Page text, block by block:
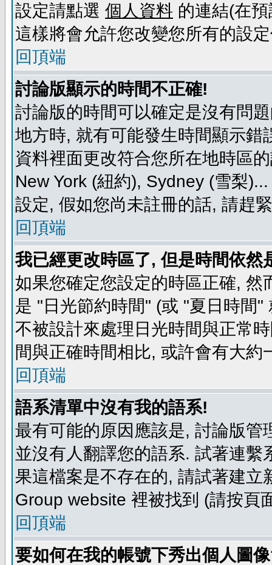
設定請點選 個人資料 的連結(在
這樣將會允許您改變您所有的設
回頂端
討論版顯示的時間不正確!
討論版的時間可以確定是沒有問
地方時, 就有可能發生時間顯示
資料裡面更改符合您所在地時區
New York (紐約), Sydney (雪梨
設定, 假如您尚未註冊的話, 請趕
回頂端
我已經更改時區了, 但是時間依然
如果您確定您設定的時區正確,
是 "日光節約時間" (或 "夏日時間
不被設計來處理日光時間與正常
間與正確時間相比, 或許會有大約
回頂端
語系清單中沒有我的語系!
最有可能的原因應該是, 討論版
並沒有人翻譯您的語系. 試著連
果這檔案是不存在的, 請試著建
Group website 裡被找到 (請按頁
回頂端
要如何在我的帳號下秀出個人圖